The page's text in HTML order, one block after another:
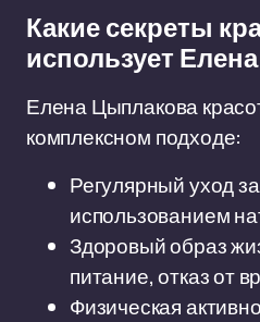
Какие секреты
использует
Елена Цыплакова
комплексном подходе:
Регулярный уход
использованием
Здоровый образ
питание, отказ от
Физическая